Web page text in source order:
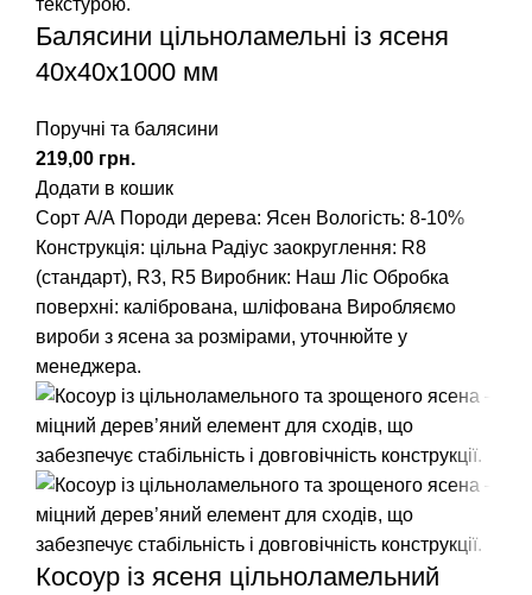
Балясини цільноламельні із ясеня
40x40x1000 мм
Поручні та балясини
грн.
Додати в кошик
Сорт А/А Породи дерева: Ясен Вологість: 8-10%
Конструкція: цільна Радіус заокруглення: R8
(стандарт), R3, R5 Виробник: Наш Ліс Обробка
поверхні: калібрована, шліфована Виробляємо
вироби з ясена за розмірами, уточнюйте у
менеджера.
Косоур із ясеня цільноламельний